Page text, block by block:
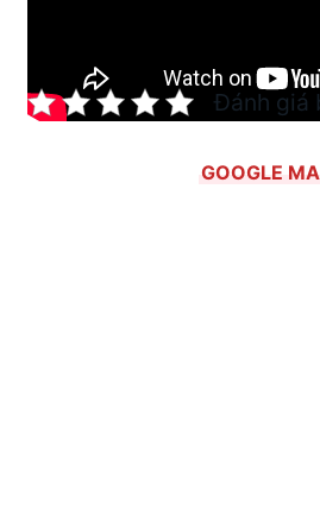
Đánh giá
GOOGLE